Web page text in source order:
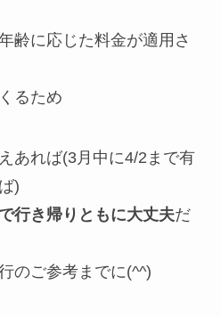
齢に応じた料金が適用さ
るため
あれば(3月中に4/2まで有
)
行き帰りともに大丈夫だ
のご参考までに(^^)